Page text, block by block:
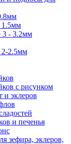
1.5мм
3 - 3.2мм
2.5мм
с рисунком
и эклеров
и печенья
зефира, эклеров,